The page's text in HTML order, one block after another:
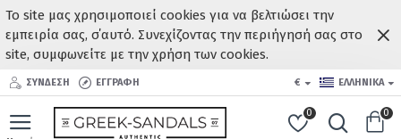
Το site μας χρησιμοποιεί cookies για να βελτιώσει την
εμπειρία σας, σ΄αυτό. Συνεχίζοντας την περιήγησή σας στο
site, συμφωνείτε με την χρήση των cookies.
ΣΥΝΔΕΣΗ ΕΓΓΡΑΦΗ € ΕΛΛΗΝΙΚΆ
0 0